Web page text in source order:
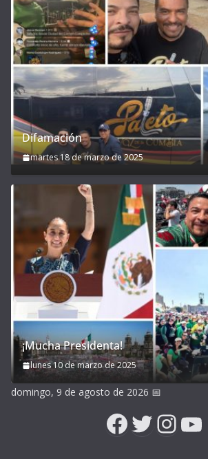
Difamación
martes 18 de marzo de 2025
¡Mucha Presidenta!
lunes 10 de marzo de 2025
domingo, 9 de agosto de 2026 📅
Facebook
Twitter